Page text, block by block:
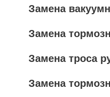
Замена
Замена
Замена троса
Замена